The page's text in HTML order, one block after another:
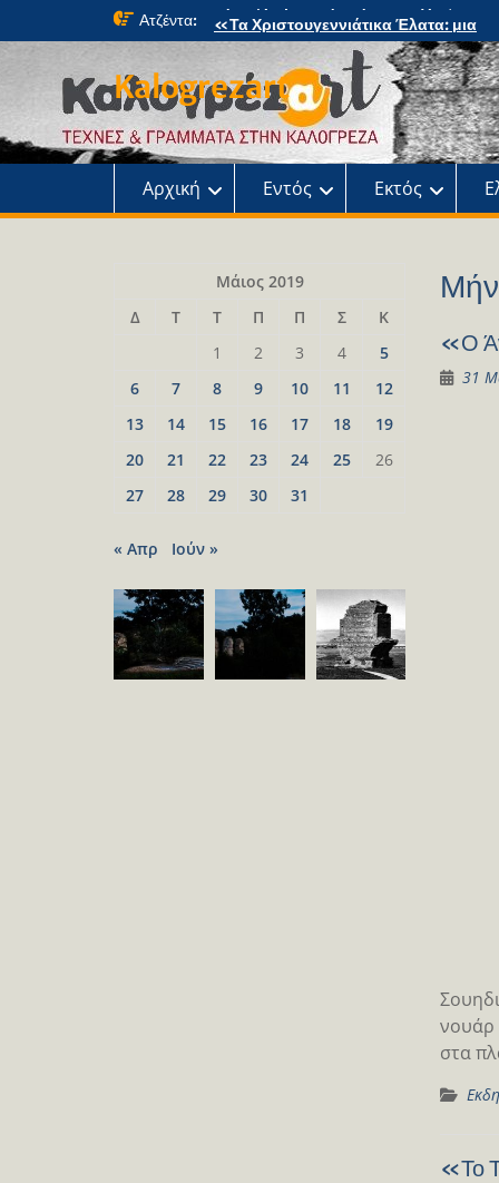
Ατζέντα:
«Τα Χριστουγεννιάτικα Έλατα: μια
μαγική περιπέτεια» στο κτήμα Φιξ
Η Χριστουγεννιάτικη συναυλία του
Ωδείου
Παρουσίαση του βιβλίου: Τα παιδιά
αλάνας
Παρουσίαση του βιβλίου «Τοντόρ,
τη Σαφράμπολη στην Καλογρέζα»
Kalogrezart
Αρχική Εντός Εκτός
«Ο
31
νουάρ
στα
«Το
Μάιος 2019
Δ
Τ Τ Π Π Σ
Κ
1
2 3 4
5
6
7 8 9 10 11
12
13
14 15 16 17 18
19
20
21 22 23 24 25
26
27
28 29 30 31
« Απρ Ιούν »